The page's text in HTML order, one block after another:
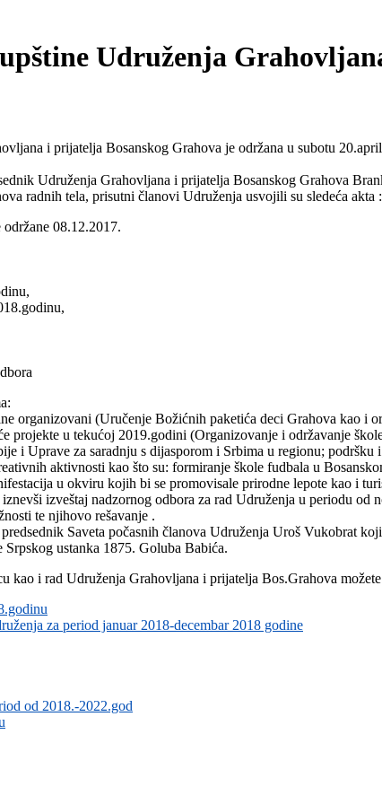
Udruženja
i prijatelja Bosanskog Grahova je održana u subotu
Udruženja Grahovljana i prijatelja Bosanskog Grahova
radnih tela, prisutni članovi Udruženja usvojili su sledeća akta :
08.12.2017.
organizovani (Uručenje Božićnih paketića deci Grahova kao i
projekte u tekućoj 2019.godini (Organizovanje i održavanje
i Uprave za saradnju s dijasporom i Srbima u regionu;
aktivnosti kao što su: formiranje škole fudbala u
u okviru kojih bi se promovisale prirodne lepote kao i
izveštaj nadzornog odbora za rad Udruženja u periodu
te njihovo rešavanje .
Saveta počasnih članova Udruženja Uroš Vukobrat
ustanka 1875. Goluba Babića.
kao i rad Udruženja Grahovljana i prijatelja Bos.Grahova
za period januar 2018-decembar 2018 godine
od 2018.-2022.god